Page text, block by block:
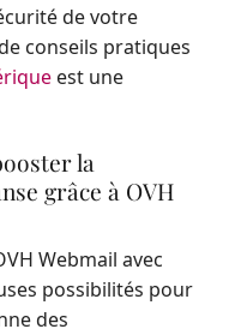
de votre
conseils pratiques
est une
la
grâce à OVH
Webmail avec
possibilités pour
des